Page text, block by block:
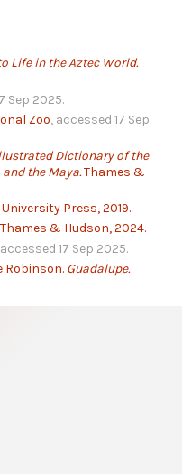
Life in the Aztec World.
Sep 2025.
Zoo, accessed 17 Sep
Dictionary of the
the Maya.Thames &
Press, 2019.
& Hudson, 2024.
17 Sep 2025.
Robinson. Guadalupe.